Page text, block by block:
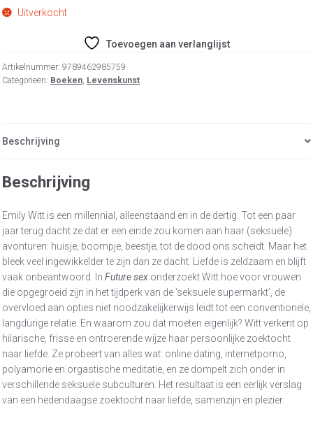
Uitverkocht
Toevoegen aan verlanglijst
Artikelnummer: 9789462985759
Categorieën: Boeken, Levenskunst
Beschrijving
Beschrijving
Emily Witt is een millennial, alleenstaand en in de dertig. Tot een paar
jaar terug dacht ze dat er een einde zou komen aan haar (seksuele)
avonturen: huisje, boompje, beestje; tot de dood ons scheidt. Maar het
bleek veel ingewikkelder te zijn dan ze dacht. Liefde is zeldzaam en blijft
vaak onbeantwoord. In Future sex onderzoekt Witt hoe voor vrouwen
die opgegroeid zijn in het tijdperk van de ‘seksuele supermarkt’, de
overvloed aan opties niet noodzakelijkerwijs leidt tot een conventionele,
langdurige relatie. En waarom zou dat moeten eigenlijk? Witt verkent op
hilarische, frisse en ontroerende wijze haar persoonlijke zoektocht
naar liefde. Ze probeert van alles wat: online dating, internetporno,
polyamorie en orgastische meditatie, en ze dompelt zich onder in
verschillende seksuele subculturen. Het resultaat is een eerlijk verslag
van een hedendaagse zoektocht naar liefde, samenzijn en plezier.